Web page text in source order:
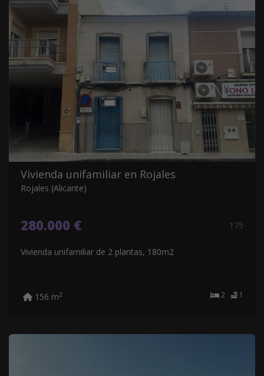
Vivienda unifamiliar en Rojales
Rojales (Alicante)
280.000 € 175
Vivienda unifamiliar de 2 plantas, 180m2
2 1
156 m2